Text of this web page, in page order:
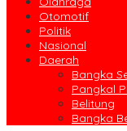
Otomotif
Politik
Nasional
Daerah
Bangka
Pangkal
Belitung
Bangka